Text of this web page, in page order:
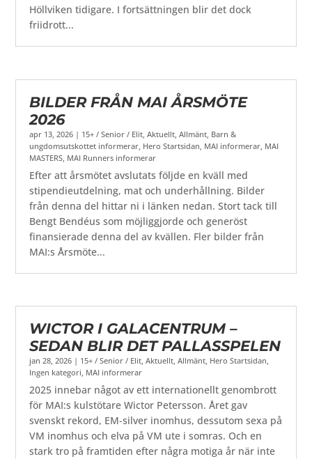
Höllviken tidigare. I fortsättningen blir det dock
friidrott...
BILDER FRÅN MAI ÅRSMÖTE
2026
apr 13, 2026 | 15+ / Senior / Elit ,Aktuellt ,Allmänt Barn &
ungdomsutskottet informerar Hero Startsidan MAI informerar MAI
MASTERS MAI Runners informerar
Efter att årsmötet avslutats följde en kväll med
stipendieutdelning, mat och underhållning. Bilder
från denna del hittar ni i länken nedan. Stort tack till
Bengt Bendéus som möjliggjorde och generöst
finansierade denna del av kvällen. Fler bilder från
MAI:s Årsmöte...
WICTOR I GALACENTRUM –
SEDAN BLIR DET PALLASSPELEN
jan 28, 2026 | 15+ / Senior / Elit,Aktuellt,Allmänt, Hero Startsidan,
Ingen kategori, MAI informerar
2025 innebar något av ett internationellt genombrott
för MAI:s kulstötare Wictor Petersson. Året gav
svenskt rekord, EM-silver inomhus, dessutom sexa på
VM inomhus och elva på VM ute i somras. Och en
stark tro på framtiden efter några motiga år när inte